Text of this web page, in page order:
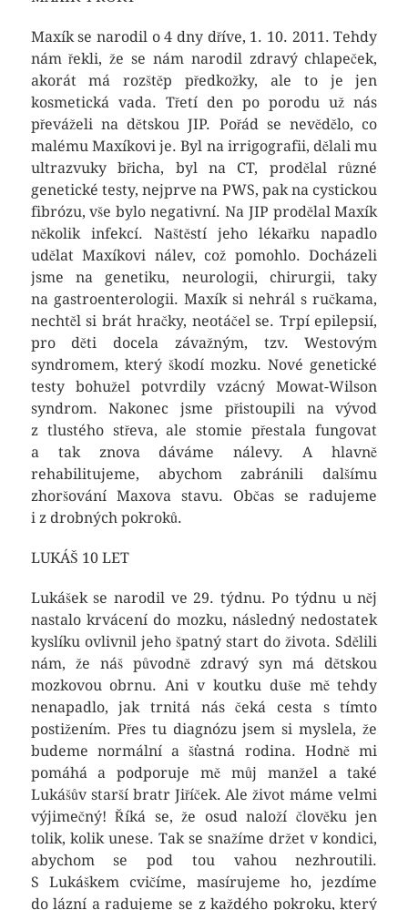
Maxík se narodil o 4 dny dříve, 1. 10. 2011. Tehdy
nám řekli, že se nám narodil zdravý chlapeček,
akorát má rozštěp předkožky, ale to je jen
kosmetická vada. Třetí den po porodu už nás
převáželi na dětskou JIP. Pořád se nevědělo, co
malému Maxíkovi je. Byl na irrigografii, dělali mu
ultrazvuky břicha, byl na CT, prodělal různé
genetické testy, nejprve na PWS, pak na cystickou
fibrózu, vše bylo negativní. Na JIP prodělal Maxík
několik infekcí. Naštěstí jeho lékařku napadlo
udělat Maxíkovi nálev, což pomohlo. Docházeli
jsme na genetiku, neurologii, chirurgii, taky
na gastroenterologii. Maxík si nehrál s ručkama,
nechtěl si brát hračky, neotáčel se. Trpí epilepsií,
pro děti docela závažným, tzv. Westovým
syndromem, který škodí mozku. Nové genetické
testy bohužel potvrdily vzácný Mowat-Wilson
syndrom. Nakonec jsme přistoupili na vývod
z tlustého střeva, ale stomie přestala fungovat
a tak znova dáváme nálevy. A hlavně
rehabilitujeme, abychom zabránili dalšímu
zhoršování Maxova stavu. Občas se radujeme
i z drobných pokroků.
LUKÁŠ 10 LET
Lukášek se narodil ve 29. týdnu. Po týdnu u něj
nastalo krvácení do mozku, následný nedostatek
kyslíku ovlivnil jeho špatný start do života. Sdělili
nám, že náš původně zdravý syn má dětskou
mozkovou obrnu. Ani v koutku duše mě tehdy
nenapadlo, jak trnitá nás čeká cesta s tímto
postižením. Přes tu diagnózu jsem si myslela, že
budeme normální a šťastná rodina. Hodně mi
pomáhá a podporuje mě můj manžel a také
Lukášův starší bratr Jiříček. Ale život máme velmi
výjimečný! Říká se, že osud naloží člověku jen
tolik, kolik unese. Tak se snažíme držet v kondici,
abychom se pod tou vahou nezhroutili.
S Lukáškem cvičíme, masírujeme ho, jezdíme
do lázní a radujeme se z každého pokroku, který